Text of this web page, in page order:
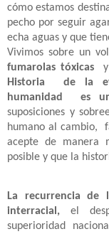
cómo estamos
pecho por seguir
echa aguas y que
Vivimos sobre un
fumarolas tóxicas
Historia
de la
humanidad
es
suposiciones y
humano al cambio,
acepte de manera
posible y que la
La recurrencia de
interracial, el
superioridad